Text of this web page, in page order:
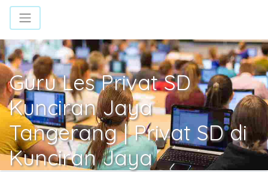
Guru Les Privat SD
Kunciran Jaya
Tangerang | Privat SD di
Kunciran Jaya